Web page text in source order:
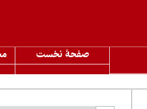
صفحۀ نخست